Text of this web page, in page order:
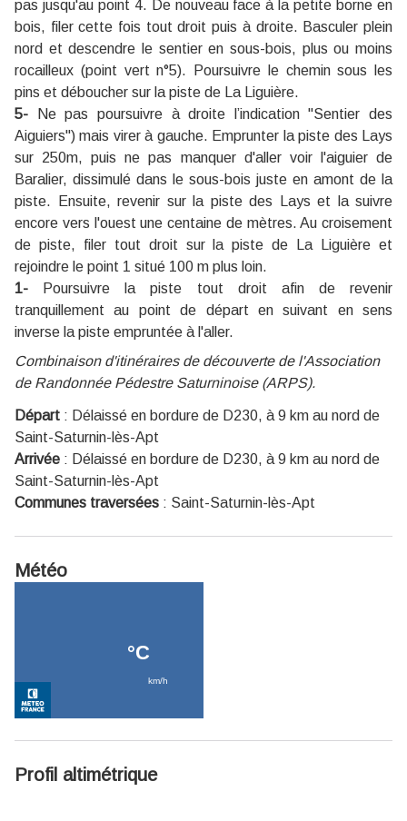
pas jusqu'au point 4. De nouveau face à la petite borne en
bois, filer cette fois tout droit puis à droite. Basculer plein
nord et descendre le sentier en sous-bois, plus ou moins
rocailleux (point vert n°5). Poursuivre le chemin sous les
pins et déboucher sur la piste de La Liguière.
5- Ne pas poursuivre à droite l’indication "Sentier des
Aiguiers") mais virer à gauche. Emprunter la piste des Lays
sur 250m, puis ne pas manquer d'aller voir l'aiguier de
Baralier, dissimulé dans le sous-bois juste en amont de la
piste. Ensuite, revenir sur la piste des Lays et la suivre
encore vers l'ouest une centaine de mètres. Au croisement
de piste, filer tout droit sur la piste de La Liguière et
rejoindre le point 1 situé 100 m plus loin.
1- Poursuivre la piste tout droit afin de revenir
tranquillement au point de départ en suivant en sens
inverse la piste empruntée à l'aller.
Combinaison d'itinéraires de découverte de l'Association
de Randonnée Pédestre Saturninoise(ARPS).
Départ : Délaissé en bordure de D230, à 9 km au nord de
Saint-Saturnin-lès-Apt
Arrivée : Délaissé en bordure de D230, à 9 km au nord de
Saint-Saturnin-lès-Apt
Communes traversées : Saint-Saturnin-lès-Apt
Météo
Profil altimétrique